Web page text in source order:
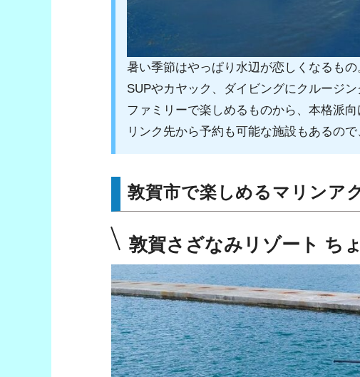
暑い季節はやっぱり水辺が恋しくなるも
SUPやカヤック、ダイビングにクルージ
ファミリーで楽しめるものから、本格派向
リンク先から予約も可能な施設もあるの
敦賀市で楽しめるマリンア
敦賀さざなみリゾート ち